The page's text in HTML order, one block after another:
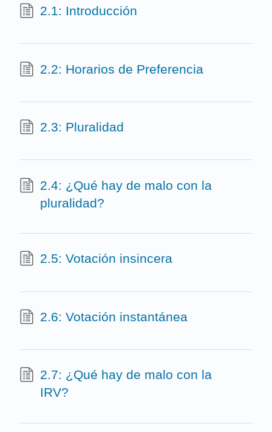
2.1: Introducción
2.2: Horarios de Preferencia
2.3: Pluralidad
2.4: ¿Qué hay de malo con la
pluralidad?
2.5: Votación insincera
2.6: Votación instantánea
2.7: ¿Qué hay de malo con la
IRV?